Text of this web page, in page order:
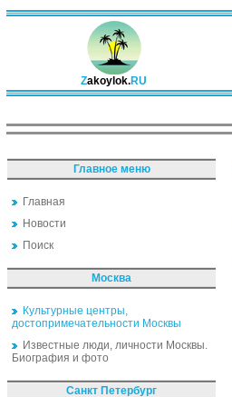
Zakoylok.RU
Главное меню
Главная
Новости
Поиск
Москва
Культурные центры,
достопримечательности Москвы
Известные люди, личности Москвы.
Биография и фото
Санкт Петербург